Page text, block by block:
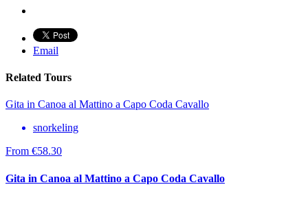
Email
Related Tours
Gita in Canoa al Mattino a Capo Coda Cavallo
snorkeling
From €58.30
Gita in Canoa al Mattino a Capo Coda Cavallo